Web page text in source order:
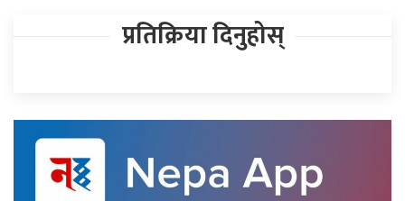
प्रतिक्रिया दिनुहोस्